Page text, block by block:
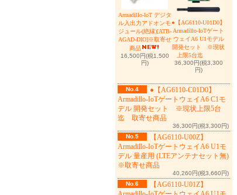
Armadillo-IoT デジタ
ル入出力アドオンモ
ジュール(絶縁)[ATB-
AGAD-DIO]※取寄せ
商品
16,500円(税1,500
円)
●【AG6110-U01D0】
Armadillo-IoTゲート
ウェイA6 U1モデル
開発セット ※現状
上限5台迄
36,300円(税3,300
円)
No.4
●【AG6110-C01D0】
Armadillo-IoTゲートウェイA6 C1モ
デル 開発セット ※現状上限5台
迄 取寄せ商品
36,300円(税3,300円)
No.5
【AG6110-U00Z】
Armadillo-IoTゲートウェイA6 U1モ
デル 量産用 (LTEアンテナセット無)
※取寄せ商品
40,260円(税3,660円)
No.6
【AG6110-U01Z】